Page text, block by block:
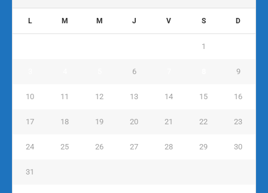
L M M J V S D
1
6 9
10 11 12 13 14 15 16
17 18 19 20 21 22 23
24 25 26 27 28 29 30
31